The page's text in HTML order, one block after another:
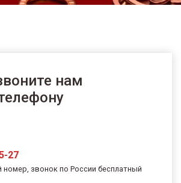
нам
27
номер, звонок по России бесплатный